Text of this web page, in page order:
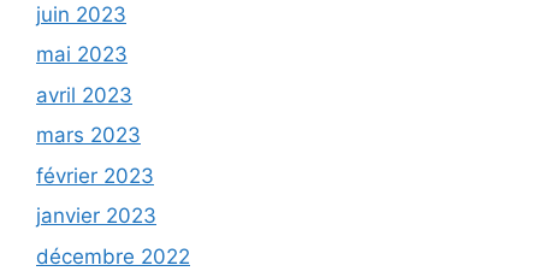
juin 2023
mai 2023
avril 2023
mars 2023
février 2023
janvier 2023
décembre 2022